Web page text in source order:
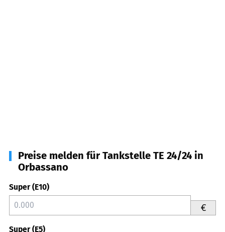
Preise melden für Tankstelle TE 24/24 in
Orbassano
Super (E10)
€
Super (E5)